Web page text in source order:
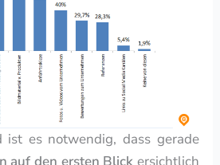
ist es notwendig, dass gerade
auf den ersten Blick ersichtlich